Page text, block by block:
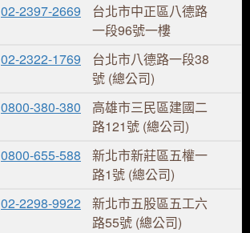
02-2397-2669
台北市中正區八德路
一段96號一樓
02-2322-1769
台北市八德路一段38
號 (總公司)
0800-380-380
高雄市三民區建國二
路121號 (總公司)
0800-655-588
新北市新莊區五權一
路1號 (總公司)
02-2298-9922
新北市五股區五工六
路55號 (總公司)